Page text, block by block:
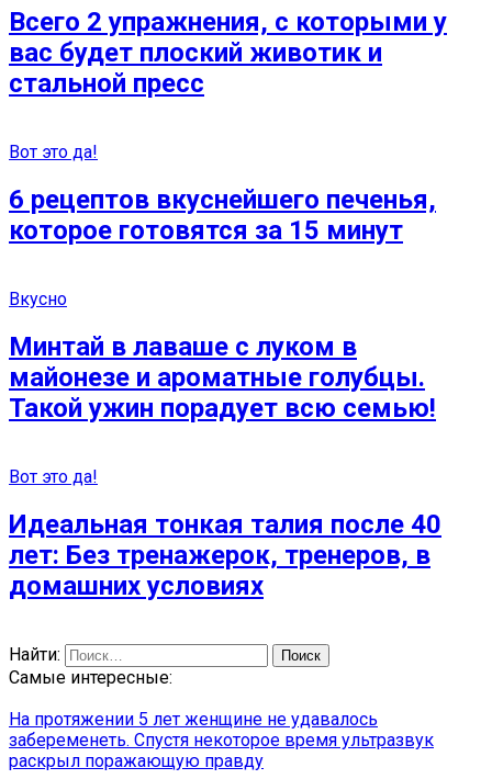
Всего 2 упражнения, с которыми у
вас будет плоский животик и
стальной пресс
Вот это да!
6 рецептов вкуснейшего печенья,
которое готовятся за 15 минут
Вкусно
Минтай в лаваше с луком в
майонезе и ароматные голубцы.
Такой ужин порадует всю семью!
Вот это да!
Идеальная тонкая талия после 40
лет: Без тренажерок, тренеров, в
домашних условиях
Найти:
Самые интересные:
На протяжении 5 лет женщине не удавалось
забеременеть. Спустя некоторое время ультразвук
раскрыл поражающую правду